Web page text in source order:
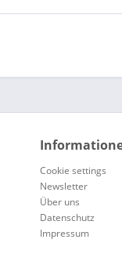
Cookie settings
Newsletter
Über uns
Datenschutz
Impressum